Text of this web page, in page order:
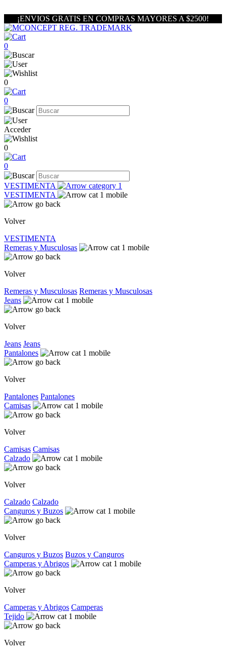
¡ENVIOS GRATIS EN COMPRAS MAYORES A $2500!
0
0
0
Acceder
0
0
VESTIMENTA
VESTIMENTA
Volver
VESTIMENTA
Remeras y Musculosas
Volver
Remeras y Musculosas Remeras y Musculosas
Jeans
Volver
Jeans Jeans
Pantalones
Volver
Pantalones Pantalones
Camisas
Volver
Camisas Camisas
Calzado
Volver
Calzado Calzado
Canguros y Buzos
Volver
Canguros y Buzos Buzos y Canguros
Camperas y Abrigos
Volver
Camperas y Abrigos Camperas
Tejido
Volver